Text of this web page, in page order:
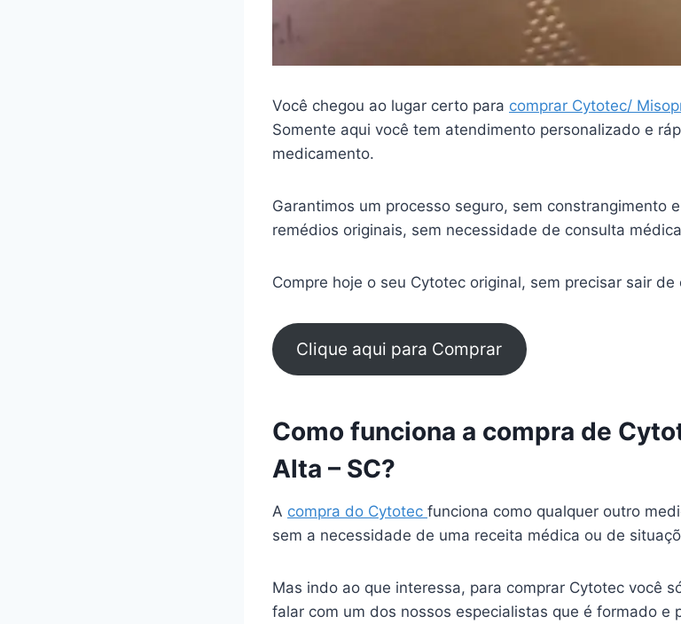
Você chegou ao lugar certo para comprar Cytotec/
Somente aqui você tem atendimento personalizado e
medicamento.
Garantimos um processo seguro, sem constrangimento
remédios originais, sem necessidade de consulta
Compre hoje o seu Cytotec original, sem precisar sair
Clique aqui para Comprar
Como funciona a compra de
Alta – SC?
A compra do Cytotec funciona como qualquer outro
sem a necessidade de uma receita médica ou de
Mas indo ao que interessa, para comprar Cytotec você
falar com um dos nossos especialistas que é formado e